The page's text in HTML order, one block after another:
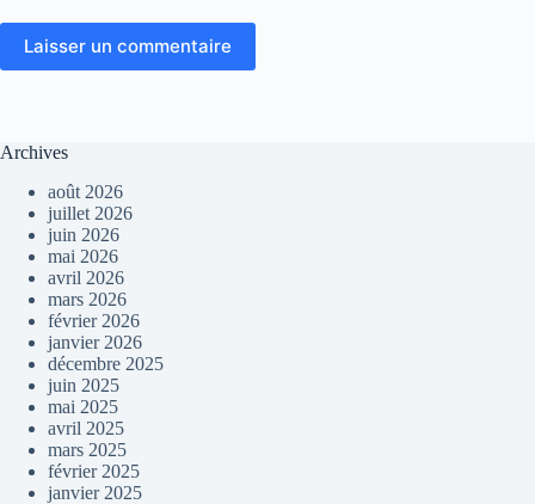
Laisser un commentaire
Archives
août 2026
juillet 2026
juin 2026
mai 2026
avril 2026
mars 2026
février 2026
janvier 2026
décembre 2025
juin 2025
mai 2025
avril 2025
mars 2025
février 2025
janvier 2025